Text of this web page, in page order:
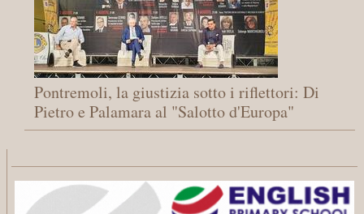
Pontremoli, la giustizia sotto i riflettori: Di
Pietro e Palamara al "Salotto d'Europa"